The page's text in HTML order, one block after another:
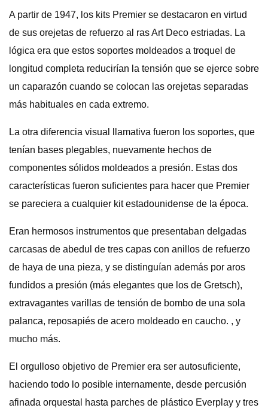
A partir de 1947, los kits Premier se destacaron en virtud
de sus orejetas de refuerzo al ras Art Deco estriadas. La
lógica era que estos soportes moldeados a troquel de
longitud completa reducirían la tensión que se ejerce sobre
un caparazón cuando se colocan las orejetas separadas
más habituales en cada extremo.
La otra diferencia visual llamativa fueron los soportes, que
tenían bases plegables, nuevamente hechos de
componentes sólidos moldeados a presión. Estas dos
características fueron suficientes para hacer que Premier
se pareciera a cualquier kit estadounidense de la época.
Eran hermosos instrumentos que presentaban delgadas
carcasas de abedul de tres capas con anillos de refuerzo
de haya de una pieza, y se distinguían además por aros
fundidos a presión (más elegantes que los de Gretsch),
extravagantes varillas de tensión de bombo de una sola
palanca, reposapiés de acero moldeado en caucho. , y
mucho más.
El orgulloso objetivo de Premier era ser autosuficiente,
haciendo todo lo posible internamente, desde percusión
afinada orquestal hasta parches de plástico Everplay y tres